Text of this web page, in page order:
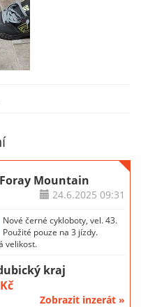
Foray Mountain
24.6.2025 09:31
Nové černé cykloboty, vel. 43.
Použité pouze na 3 jízdy.
velikost.
kraj
Zobrazit inzerát »